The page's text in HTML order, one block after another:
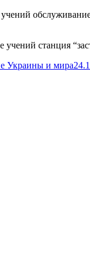
станция
Украины и мира